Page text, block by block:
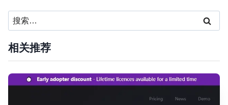
搜
索：
相关推荐